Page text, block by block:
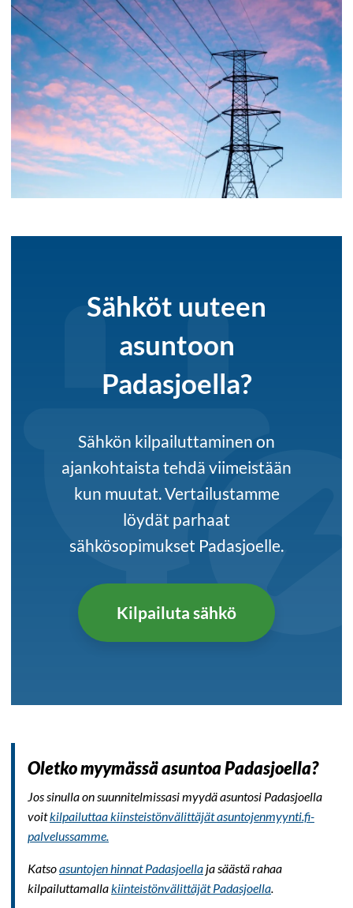
Sähköt uuteen
asuntoon
Padasjoella?
Sähkön kilpailuttaminen on
ajankohtaista tehdä viimeistään
kun muutat. Vertailustamme
löydät parhaat
sähkösopimukset Padasjoelle.
Kilpailuta sähkö
Oletko myymässä asuntoa Padasjoella?
Jos sinulla on suunnitelmissasi myydä asuntosi Padasjoella
voitkilpailuttaa kiinsteistönvälittäjät asuntojenmyynti.fi-
palvelussamme.
Katsoasuntojen hinnat Padasjoella ja säästä rahaa
kilpailuttamallakiinteistönvälittäjät Padasjoella.